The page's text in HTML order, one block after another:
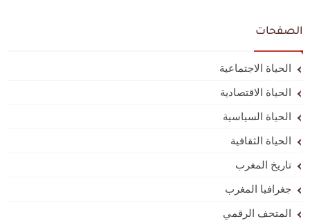
الصفحات
الحياة الاجتماعية
الحياة الاقتصادية
الحياة السياسية
الحياة الثقافية
تاريخ المغرب
جغرافيا المغرب
المتحف الرقمي